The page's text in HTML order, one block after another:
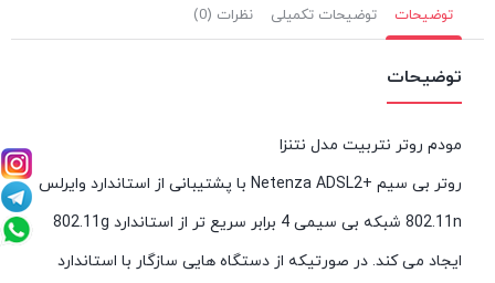
توضیحات توضیحات تکمیلی نظرات (0)
توضیحات
مودم روتر نتربیت مدل نتنزا
روتر بی سیم +Netenza ADSL2 با پشتیبانی از استاندارد وایرلس
802.11n شبکه بی سیمی 4 برابر سریع تر از استاندارد 802.11g
ایجاد می کند. در صورتیکه از دستگاه هایی سازگار با استاندارد